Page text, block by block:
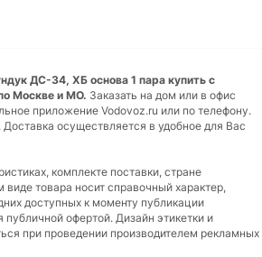
ДС-34, ХБ основа 1 пара купить с
Москве и МО. Заказать на дом или в офис
приложение Vodovoz.ru или по телефону.
осуществляется в удобное для Вас
комплекте поставки, стране
товара носит справочный характер,
доступных к моменту публикации
публичной офертой. Дизайн этикетки и
при проведении производителем рекламных